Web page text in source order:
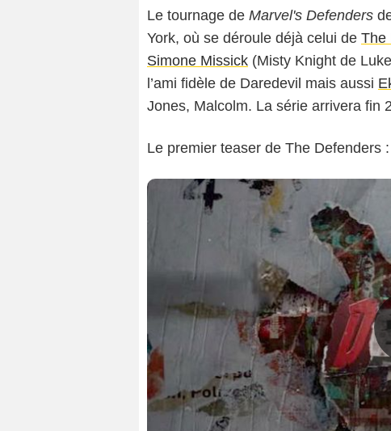
Le tournage de Marvel's Defenders
York, où se déroule déjà celui de The
Simone Missick (Misty Knight de
l’ami fidèle de Daredevil mais aussi
Jones, Malcolm. La série arrivera fin
Le premier teaser de The Defenders :